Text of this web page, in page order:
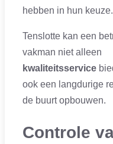
hebben in hun keuze.
Tenslotte kan een
vakman niet alleen
kwaliteitsservice
ook een langdurige
de buurt opbouwen.
Controle